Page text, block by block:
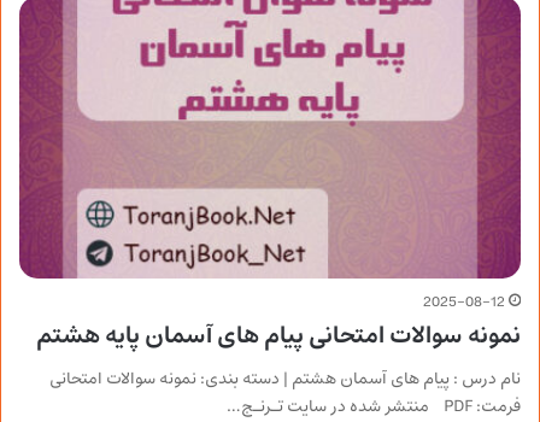
2025-08-12
نمونه سوالات امتحانی پیام های آسمان پایه هشتم
نام درس : پیام های آسمان هشتم | دسته بندی: نمونه سوالات امتحانی
فرمت: PDF منتشر شده در سایت تـرنـج…